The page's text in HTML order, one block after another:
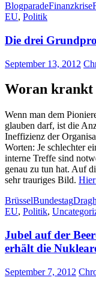
BlogparadeFinanzkrise
EU, Politik
Die drei
September 13, 2012
Woran krankt
Wenn man dem
glauben darf, ist die
Ineffizienz der
Worten: Je schlechter
interne Treffe sind
genau zu tun hat. Auf
sehr trauriges Bild. Hier
BrüsselBundestag
EU, Politik,
Jubel auf der
erhält die
September 7, 2012